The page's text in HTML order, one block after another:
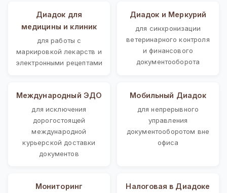
Диадок для
медицины и клиник
для работы с
маркировкой лекарств и
электронными рецептами
Диадок и Меркурий
для синхронизации
ветеринарного контроля
и финансового
документооборота
Международный ЭДО
для исключения
дорогостоящей
международной
курьерской доставки
документов
Мобильный Диадок
для непрерывного
управления
документооборотом вне
офиса
Мониторинг
Налоговая в Диадоке